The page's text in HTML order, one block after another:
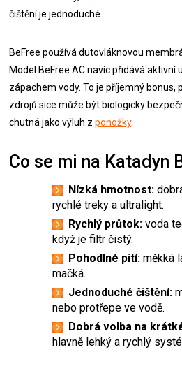
čištění je jednoduché.
BeFree používá dutovláknovou
Model BeFree AC navíc přidává aktivní
zápachem vody. To je příjemný bonus,
zdrojů sice může být biologicky
chutná jako výluh z ponožky.
Co se mi na Katadyn
Nízká hmotnost:
rychlé treky a ultralight.
Rychlý průtok: voda
když je filtr čistý.
Pohodlné pití: měkká
mačká.
Jednoduché čištění:
nebo protřepe ve vodě.
Dobrá volba na
hlavně lehký a rychlý